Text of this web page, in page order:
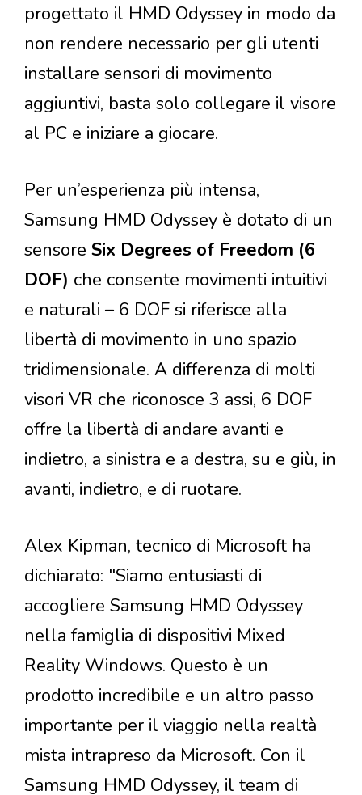
progettato il HMD Odyssey in modo da
non rendere necessario per gli utenti
installare sensori di movimento
aggiuntivi, basta solo collegare il visore
al PC e iniziare a giocare.
Per un’esperienza più intensa,
Samsung HMD Odyssey è dotato di un
sensore Six Degrees of Freedom (6
DOF) che consente movimenti intuitivi
e naturali – 6 DOF si riferisce alla
libertà di movimento in uno spazio
tridimensionale. A differenza di molti
visori VR che riconosce 3 assi, 6 DOF
offre la libertà di andare avanti e
indietro, a sinistra e a destra, su e giù, in
avanti, indietro, e di ruotare.
Alex Kipman, tecnico di Microsoft ha
dichiarato: "Siamo entusiasti di
accogliere Samsung HMD Odyssey
nella famiglia di dispositivi Mixed
Reality Windows. Questo è un
prodotto incredibile e un altro passo
importante per il viaggio nella realtà
mista intrapreso da Microsoft. Con il
Samsung HMD Odyssey, il team di